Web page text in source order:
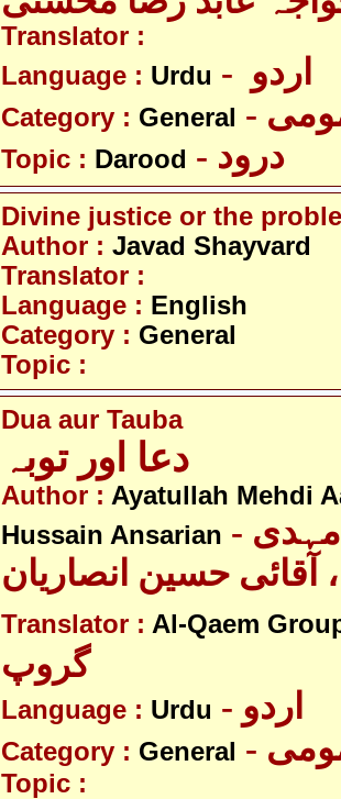
Translator :
Language : Urdu
Category : General
Topic : Darood - درود
Divine justice or the
Author : Javad Shayvard
Translator :
Language : English
Category : General
Topic :
Dua aur Tauba
دعا اور توبہ
Author : Ayatullah Mehdi
Hussain Ansarian - آیت اللہ مہدی
آقائی حسین انصاریان
Translator : Al-Qaem
گروپ
Language : Urdu - اردو
Category : General
Topic :